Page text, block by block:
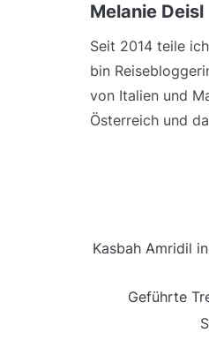
Melanie Deisl
Seit 2014 teile
bin
von Italien und
Österreich und
Kasbah Amridil
Geführte